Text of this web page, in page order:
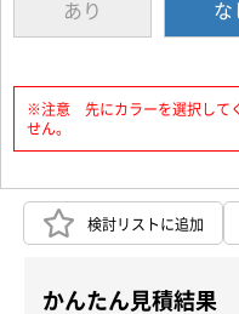
あり な
※注意 先にカラーを選択して
せん。
検討リストに追加
かんたん見積結果